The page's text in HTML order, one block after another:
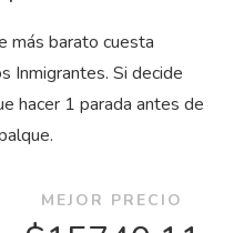
más barato cuesta
Inmigrantes. Si decide
hacer 1 parada antes de
MEJOR PRECIO